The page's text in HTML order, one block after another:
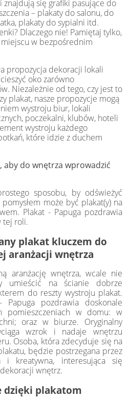
znajdują się grafiki pasujące do
– plakaty do salonu, do
plakaty do sypialni itd.
Dlaczego nie! Pamiętaj tylko,
w bezpośrednim
propozycja dekoracji lokali
oko zarówno
Niezależnie od tego, czy jest to
plakat, nasze propozycje mogą
wystroju biur, lokali
poczekalni, klubów, hoteli
wystroju każdego
które idzie z duchem
do wnętrza wprowadzić
sposobu, by odświeżyć
może być plakat(y) na
Plakat - Papuga pozdrawia
tej roli.
plakat kluczem do
aranżacji wnętrza
aranżację wnętrza, wcale nie
umieścić na ścianie dobrze
do reszty wystroju plakat.
pozdrawia doskonale
pomieszczeniach w domu: w
oraz w biurze. Oryginalny
wzrok i nadaje wnętrzu
Osoba, która zdecyduje się na
będzie postrzegana przez
i kreatywna, interesująca się
wnętrz.
dzięki plakatom